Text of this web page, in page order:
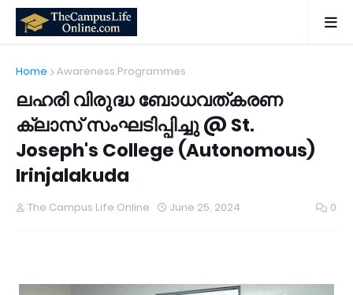
Home Awareness Programmes
ലഹരി വിരുദ്ധ ബോധവത്കരണ
ക്ലാസ് സംഘടിപ്പിച്ചു @ St.
Joseph's College (Autonomous)
Irinjalakuda
The Campus Life Online June 25, 2024 0